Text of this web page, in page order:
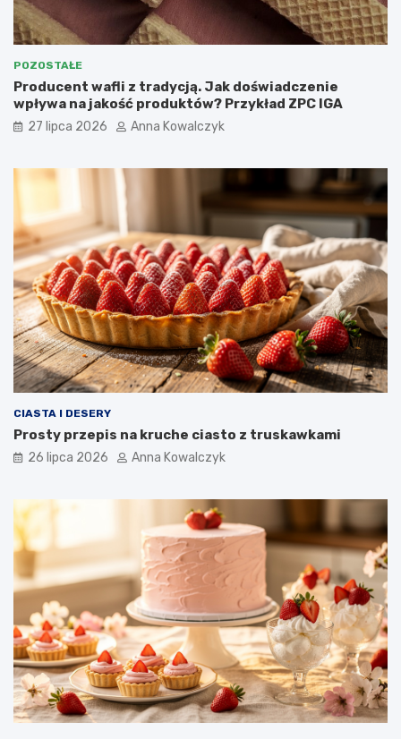
POZOSTAŁE
Producent wafli z tradycją. Jak doświadczenie
wpływa na jakość produktów? Przykład ZPC IGA
27 lipca 2026 Anna Kowalczyk
CIASTA I DESERY
Prosty przepis na kruche ciasto z truskawkami
26 lipca 2026 Anna Kowalczyk